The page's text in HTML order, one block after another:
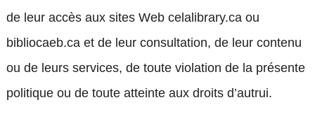
de leur accès aux sites Web celalibrary.ca ou
bibliocaeb.ca et de leur consultation, de leur contenu
ou de leurs services, de toute violation de la présente
politique ou de toute atteinte aux droits d’autrui.